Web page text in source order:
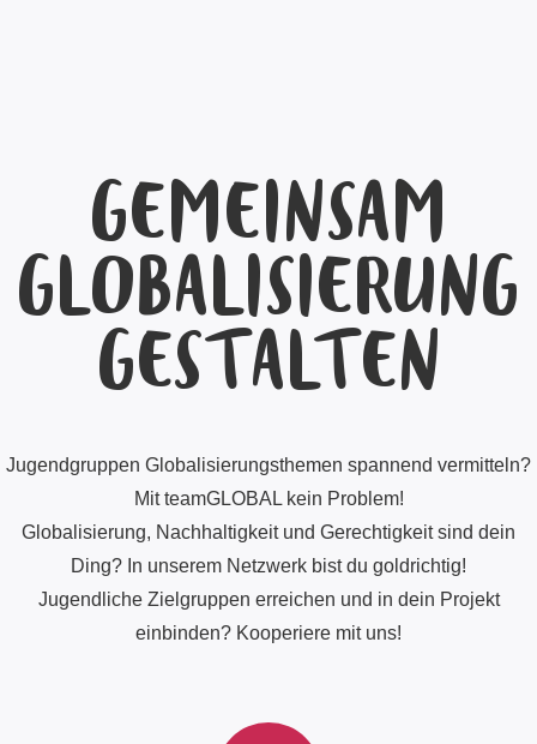
GEMEINSAM
GLOBALISIERUNG
GESTALTEN
Jugendgruppen Globalisierungsthemen spannend vermitteln?
Mit teamGLOBAL kein Problem!
Globalisierung, Nachhaltigkeit und Gerechtigkeit sind dein
Ding? In unserem Netzwerk bist du goldrichtig!
Jugendliche Zielgruppen erreichen und in dein Projekt
einbinden? Kooperiere mit uns!